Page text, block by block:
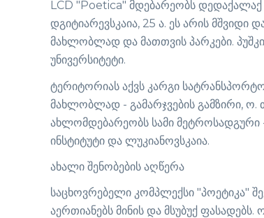
LCD "Poetica" მდებარეობს დედაქალაქ
დგიტიარევსკაია, 25 ა. ეს არის
მახლობლად და მათთვის პარკები.
უნივერსიტეტი.
ტერიტორიას აქვს კარგი
მახლობლად - გამარჯვების გამზირი, ო.
ახლომდებარეობს სამი მეტროსადგური
ინსტიტუტი და ლუკიანოვსკაია.
ახალი შენობების აღწერა
საცხოვრებელი კომპლექსი "პოეტიკა"
აერთიანებს მინის და მსუბუქ